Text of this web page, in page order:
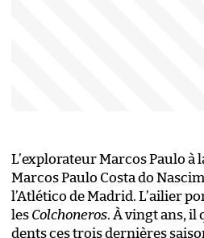
L’explorateur Marcos Paulo
Marcos Paulo Costa do
l’Atlético de Madrid. L’ailier
les Colchoneros. À vingt ans, il
dents ces trois dernières